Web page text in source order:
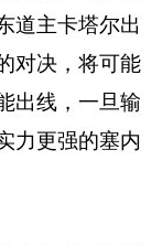
道主卡塔尔出
对决，将可能
出线，一旦输
力更强的塞内